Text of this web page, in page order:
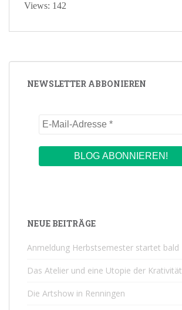
Views: 142
NEWSLETTER ABBONIEREN
NEUE BEITRÄGE
Anmeldung Herbstsemester startet bald
Das Atelier und eine Utopie der Krativität
Die Artshow in Renningen